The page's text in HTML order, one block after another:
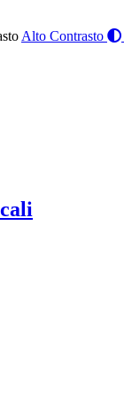
Alto Contrasto